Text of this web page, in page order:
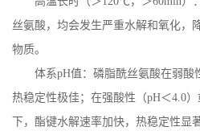
丝氨酸，均会发生严重水解和氧化，
物质。
体系pH值：磷脂酰丝氨酸在弱酸
热稳定性极佳；在强酸性（pH＜4.0
下，酯键水解速率加快，热稳定性显